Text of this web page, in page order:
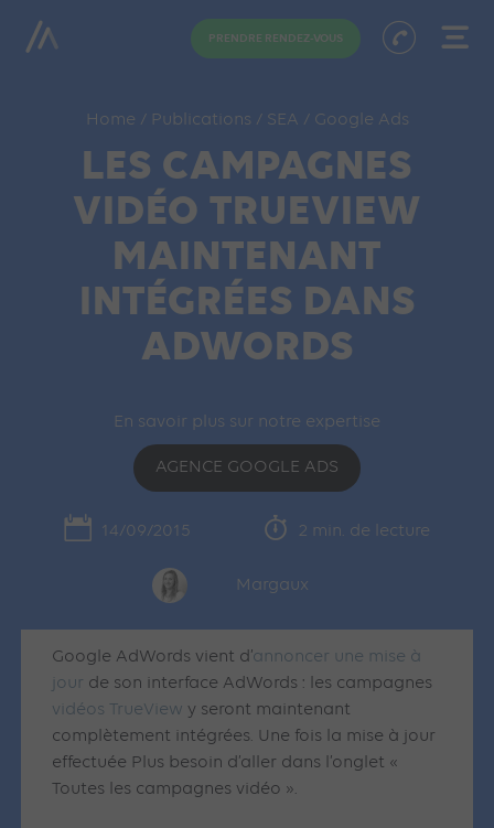
PRENDRE RENDEZ-VOUS
Home / Publications / SEA / Google Ads
LES CAMPAGNES
VIDÉO TRUEVIEW
MAINTENANT
INTÉGRÉES DANS
ADWORDS
En savoir plus sur notre expertise
AGENCE GOOGLE ADS
14/09/2015 2 min. de lecture
Margaux
Google AdWords vient d’annoncer une mise à
jour de son interface AdWords : les campagnes
vidéos TrueView y seront maintenant
complètement intégrées. Une fois la mise à jour
effectuée Plus besoin d’aller dans l’onglet «
Toutes les campagnes vidéo ».